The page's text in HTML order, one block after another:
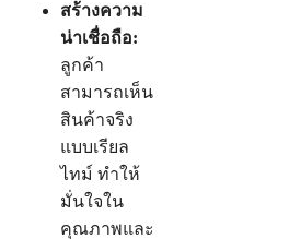
สร้างความ
น่าเชื่อถือ:
ลูกค้า
สามารถเห็น
สินค้าจริง
แบบเรียล
ไทม์ ทำให้
มั่นใจใน
คุณภาพและ